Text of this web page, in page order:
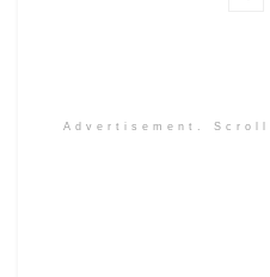
Advertisement.